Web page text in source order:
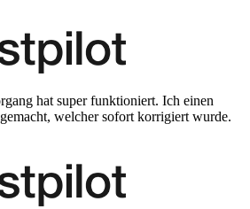
hat super funktioniert. Ich einen
welcher sofort korrigiert wurde.